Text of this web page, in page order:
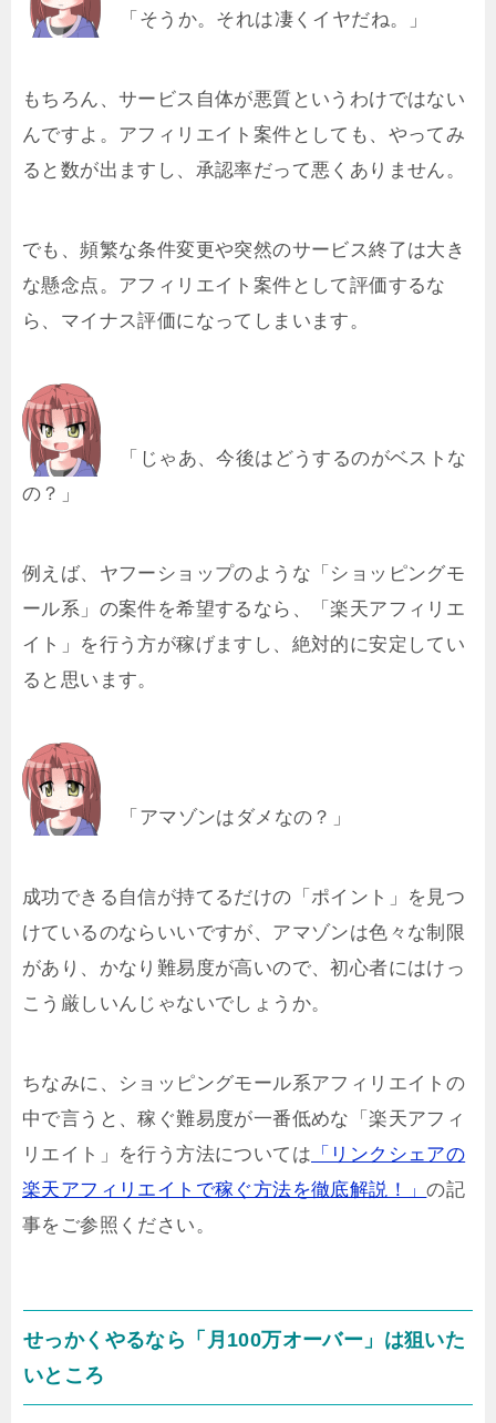
「そうか。それは凄くイヤだね。」
もちろん、サービス自体が悪質というわけではない
んですよ。アフィリエイト案件としても、やってみ
ると数が出ますし、承認率だって悪くありません。
でも、頻繁な条件変更や突然のサービス終了は大き
な懸念点。アフィリエイト案件として評価するな
ら、マイナス評価になってしまいます。
「じゃあ、今後はどうするのがベストな
の？」
例えば、ヤフーショップのような「ショッピングモ
ール系」の案件を希望するなら、「楽天アフィリエ
イト」を行う方が稼げますし、絶対的に安定してい
ると思います。
「アマゾンはダメなの？」
成功できる自信が持てるだけの「ポイント」を見つ
けているのならいいですが、アマゾンは色々な制限
があり、かなり難易度が高いので、初心者にはけっ
こう厳しいんじゃないでしょうか。
ちなみに、ショッピングモール系アフィリエイトの
中で言うと、稼ぐ難易度が一番低めな「楽天アフィ
リエイト」を行う方法については 「リンクシェアの
楽天アフィリエイトで稼ぐ方法を徹底解説！」の記
事をご参照ください。
せっかくやるなら「月100万オーバー」は狙いた
いところ